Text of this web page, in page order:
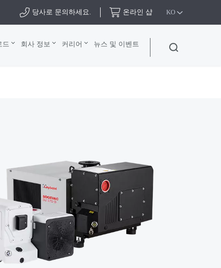
당사로 문의하세요. 온라인 샵 KO
드 회사 정보 커리어 뉴스 및 이벤트